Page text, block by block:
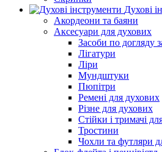
Духові
Акордеони та баяни
Аксесуари для духових
Засоби по догляду
Лігатури
Ліри
Мундштуки
Пюпітри
Ремені для духових
Різне для духових
Стійки і тримачі
Тростини
Чохли та футляри